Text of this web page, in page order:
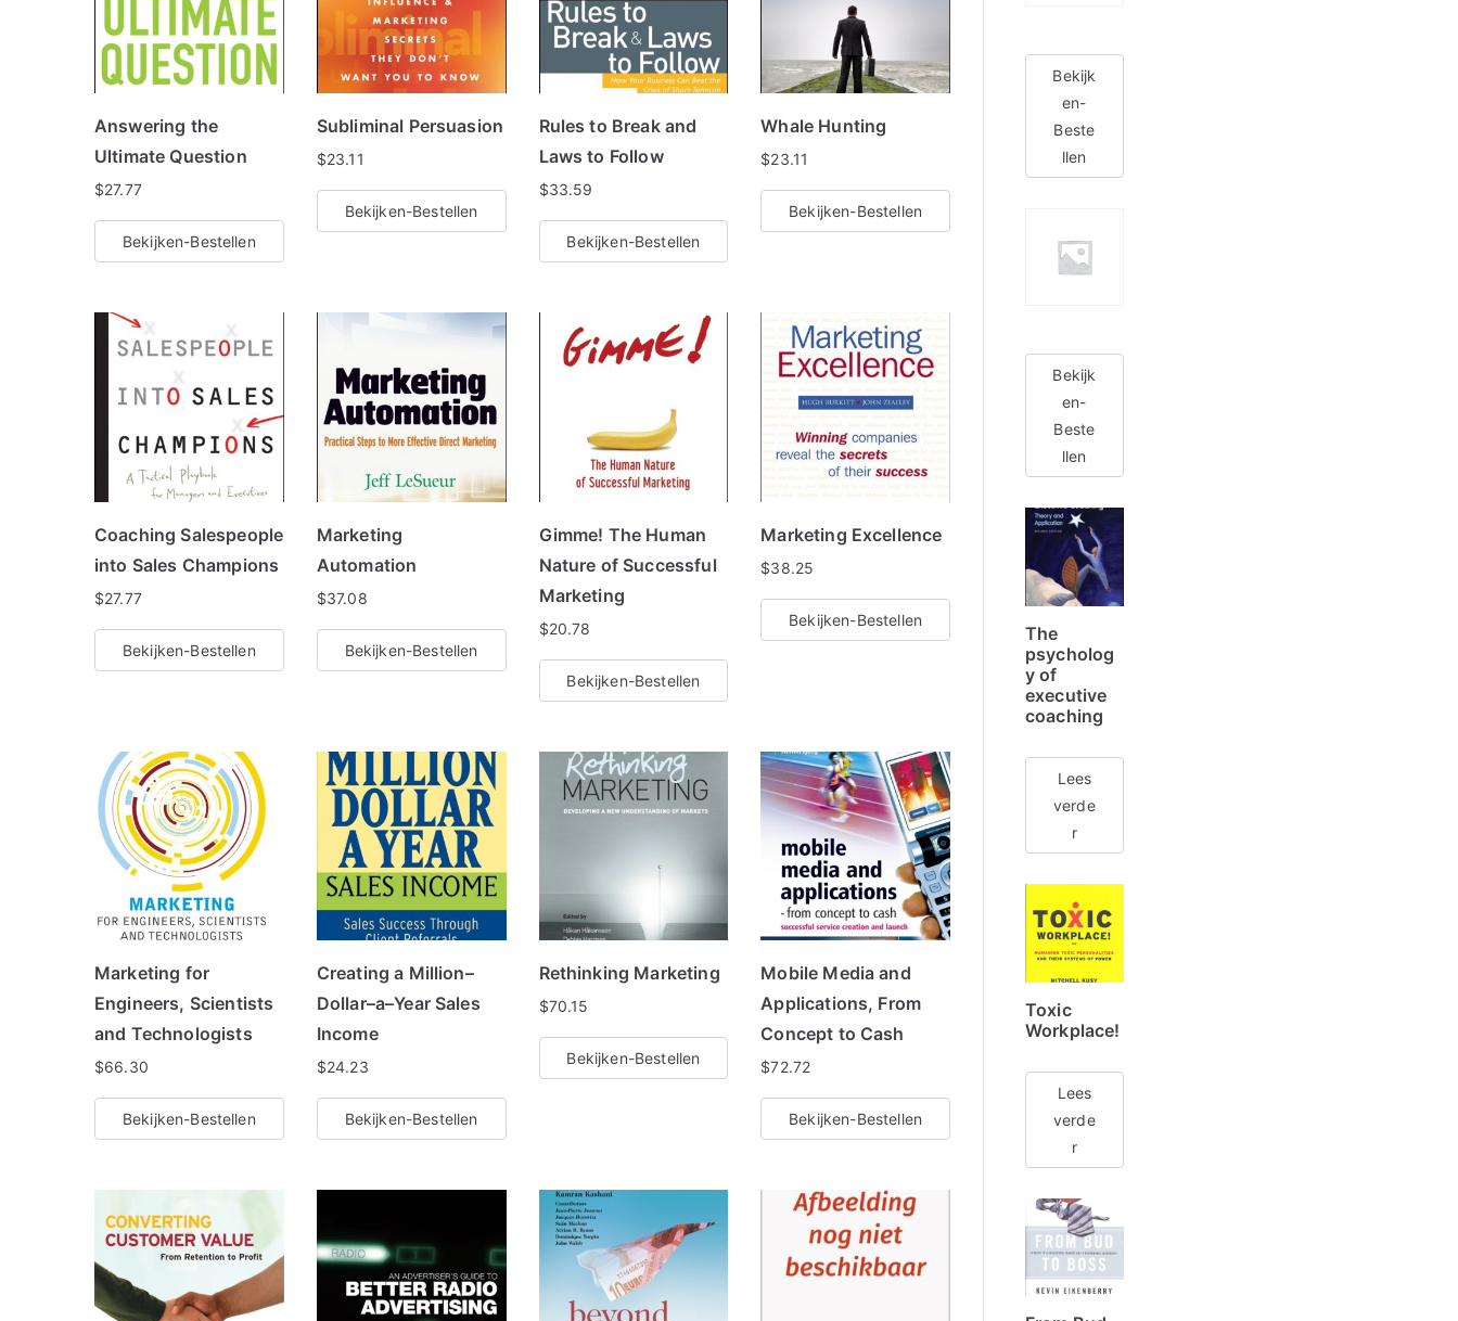
Answering the
Ultimate Question
$27.77
Bekijken-Bestellen
Subliminal Persuasion
$23.11
Bekijken-Bestellen
Rules to Break and
Laws to Follow
$33.59
Bekijken-Bestellen
Whale Hunting
$23.11
Bekijken-Bestellen
Coaching Salespeople
into Sales Champions
$27.77
Bekijken-Bestellen
Marketing
Automation
$37.08
Bekijken-Bestellen
Gimme! The Human
Nature of Successful
Marketing
$20.78
Bekijken-Bestellen
Marketing Excellence
$38.25
Bekijken-Bestellen
Marketing for
Engineers, Scientists
and Technologists
$66.30
Bekijken-Bestellen
Creating a Million–
Dollar–a–Year Sales
Income
$24.23
Bekijken-Bestellen
Rethinking Marketing
$70.15
Bekijken-Bestellen
Mobile Media and
Applications, From
Concept to Cash
$72.72
Bekijken-Bestellen
Bekijk
en-
Beste
llen
Bekijk
en-
Beste
llen
The
psycholog
y of
executive
coaching
Lees
verde
r
Toxic
Workplace!
Lees
verde
r